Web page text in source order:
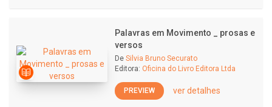
Palavras em Movimento _ prosas e
versos
De Silvia Bruno Securato
Editora: Oficina do Livro Editora Ltda
PREVIEW ver detalhes